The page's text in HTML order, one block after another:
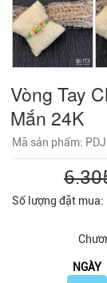
Vòng Tay
Mắn 24K
Mã sản phẩm:
Số lượng đặt mua:
NGÀY